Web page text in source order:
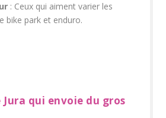
: Ceux qui aiment varier les
bike park et enduro.
qui envoie du gros